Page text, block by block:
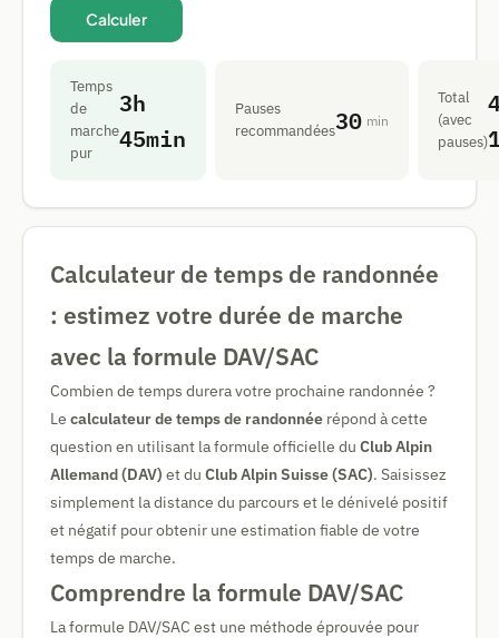
Calculer
Temps
de
marche
pur
3h
45min
Pauses
recommandées30 min
Total
(avec
pauses)
Calculateur de temps de randonnée
: estimez votre durée de marche
avec la formule DAV/SAC
Combien de temps durera votre prochaine randonnée ?
Le calculateur de temps de randonnée répond à cette
question en utilisant la formule officielle du Club Alpin
Allemand (DAV) et du Club Alpin Suisse (SAC). Saisissez
simplement la distance du parcours et le dénivelé positif
et négatif pour obtenir une estimation fiable de votre
temps de marche.
Comprendre la formule DAV/SAC
La formule DAV/SAC est une méthode éprouvée pour